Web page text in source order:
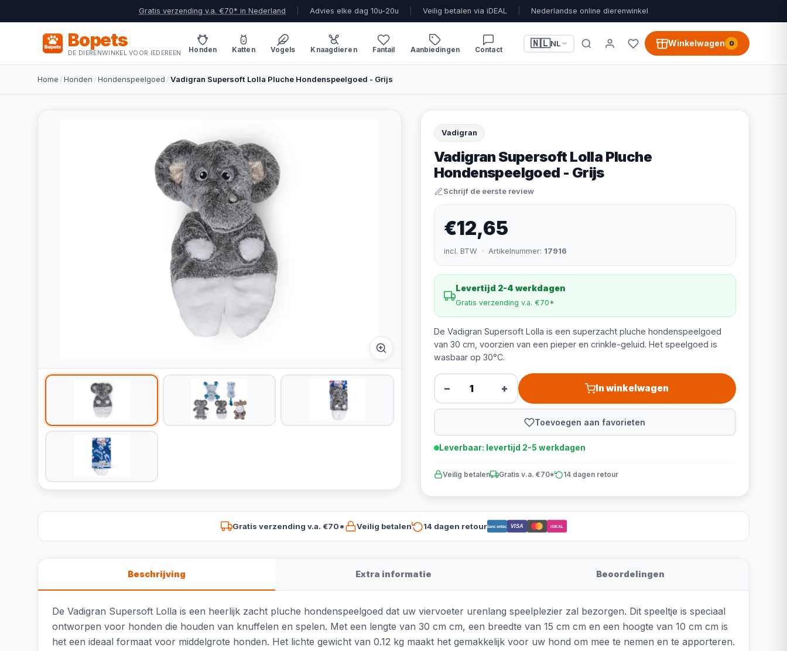
Gratis verzending v.a. €70* in Nederland Advies elke dag 10u-20u Veilig betalen via iDEAL Nederlandse online dierenwinkel
Bopets
DE DIERENWINKEL VOOR IEDEREEN Honden Katten Vogels Knaagdieren Fantail Aanbiedingen Contact
🇳🇱NL Winkelwagen 0
Home /Honden /Hondenspeelgoed /Vadigran Supersoft Lolla Pluche Hondenspeelgoed - Grijs
Vadigran
Vadigran Supersoft Lolla Pluche
Hondenspeelgoed - Grijs
Schrijf de eerste review
€12,65
incl. BTW · Artikelnummer: 17916
Levertijd 2-4 werkdagen
Gratis verzending v.a. €70*
De Vadigran Supersoft Lolla is een superzacht pluche hondenspeelgoed
van 30 cm, voorzien van een pieper en crinkle-geluid. Het speelgoed is
wasbaar op 30°C.
− + In winkelwagen
Toevoegen aan favorieten
Leverbaar: levertijd 2-5 werkdagen
Veilig betalen Gratis v.a. €70* 14 dagen retour
Gratis verzending v.a. €70* Veilig betalen 14 dagen retourBancontact VISA iDEAL
Beschrijving Extra informatie Beoordelingen
De Vadigran Supersoft Lolla is een heerlijk zacht pluche hondenspeelgoed dat uw viervoeter urenlang speelplezier zal bezorgen. Dit speeltje is speciaal
ontworpen voor honden die houden van knuffelen en spelen. Met een lengte van 30 cm cm, een breedte van 15 cm cm en een hoogte van 10 cm cm is
het een ideaal formaat voor middelgrote honden. Het lichte gewicht van 0.12 kg maakt het gemakkelijk voor uw hond om mee te nemen en te apporteren.